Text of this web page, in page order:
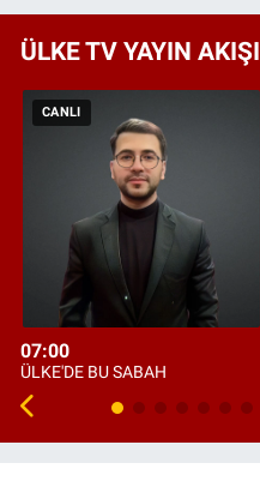
ÜLKE TV YAYIN AKIŞI
CANLI
07:00
ÜLKE'DE BU SABAH